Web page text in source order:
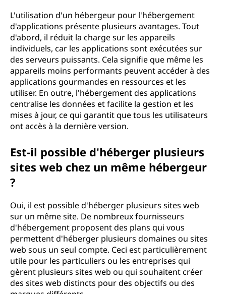
L'utilisation d'un hébergeur pour l'hébergement
d'applications présente plusieurs avantages. Tout
d'abord, il réduit la charge sur les appareils
individuels, car les applications sont exécutées sur
des serveurs puissants. Cela signifie que même les
appareils moins performants peuvent accéder à des
applications gourmandes en ressources et les
utiliser. En outre, l'hébergement des applications
centralise les données et facilite la gestion et les
mises à jour, ce qui garantit que tous les utilisateurs
ont accès à la dernière version.
Est-il possible d'héberger plusieurs
sites web chez un même hébergeur
?
Oui, il est possible d'héberger plusieurs sites web
sur un même site. De nombreux fournisseurs
d'hébergement proposent des plans qui vous
permettent d'héberger plusieurs domaines ou sites
web sous un seul compte. Ceci est particulièrement
utile pour les particuliers ou les entreprises qui
gèrent plusieurs sites web ou qui souhaitent créer
des sites web distincts pour des objectifs ou des